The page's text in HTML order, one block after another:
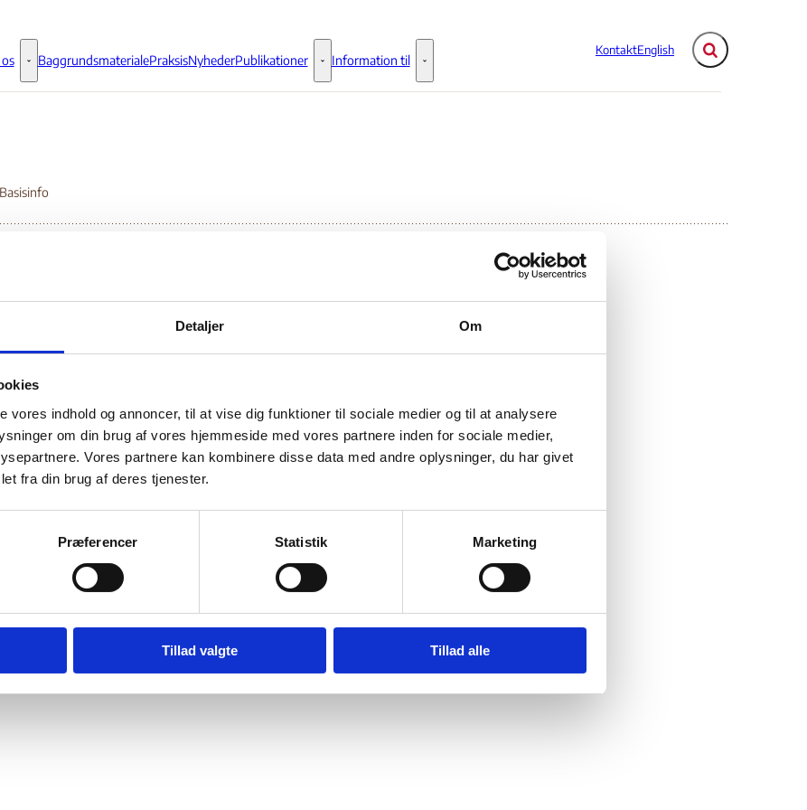
Detaljer Om
vores indhold og annoncer, til at vise dig funktioner til sociale medier og til at analysere
om din brug af vores hjemmeside med vores partnere inden for sociale medier,
Vores partnere kan kombinere disse data med andre oplysninger, du har givet
fra din brug af deres tjenester.
Præferencer Statistik Marketing
Tillad valgte Tillad alle
KontaktEnglish Fold søgefelt ud
Om os - Flere links
BaggrundsmaterialePraksisNyhederPublikationer Publikationer - Flere links
Information til Information til - Flere links
- Basisinfo
Digital Post - Borger
Tilgængelighedserklæring